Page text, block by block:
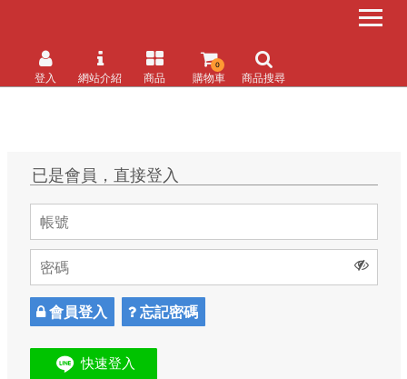
登入 網站介紹 商品 購物車
0
商品搜尋
已是會員，直接登入
會員登入 忘記密碼